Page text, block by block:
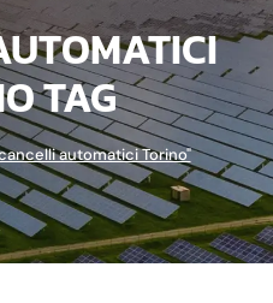
TAG
automatici Torino"